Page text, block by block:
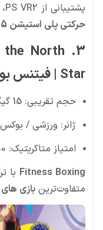
پشتیبانی از PS VR2، این بازی یکی از خاص‌ترین
حرکتی پلی استیشن 5
the North
Star | فیتنس بوکسینگ
حجم تقریبی: 15 گیگابایت
ژانر: ورزشی /
امتیاز متاکریتیک: 75/100
Fitness Boxing با
متفاوت‌ترین بازی